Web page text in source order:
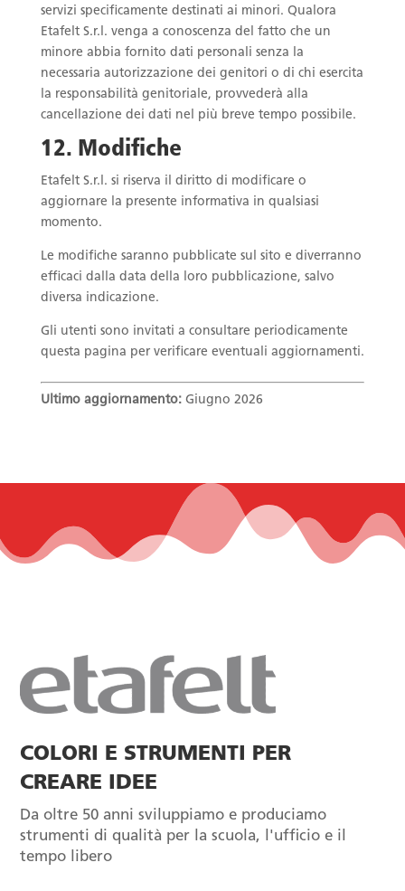
servizi specificamente destinati ai minori. Qualora
Etafelt S.r.l. venga a conoscenza del fatto che un
minore abbia fornito dati personali senza la
necessaria autorizzazione dei genitori o di chi esercita
la responsabilità genitoriale, provvederà alla
cancellazione dei dati nel più breve tempo possibile.
12. Modifiche
Etafelt S.r.l. si riserva il diritto di modificare o
aggiornare la presente informativa in qualsiasi
momento.
Le modifiche saranno pubblicate sul sito e diverranno
efficaci dalla data della loro pubblicazione, salvo
diversa indicazione.
Gli utenti sono invitati a consultare periodicamente
questa pagina per verificare eventuali aggiornamenti.
Ultimo aggiornamento:Giugno 2026
COLORI E STRUMENTI PER
CREARE IDEE
Da oltre 50 anni sviluppiamo e produciamo
strumenti di qualità per la scuola, l'ufficio e il
tempo libero